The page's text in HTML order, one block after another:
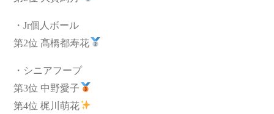
・Jr個人ボール
第2位 髙橋都寿花
・シニアフープ
第3位 中野愛子
第4位 梶川萌花